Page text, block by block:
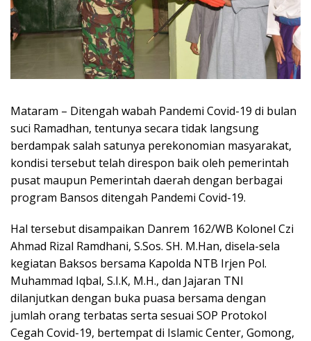
Mataram – Ditengah wabah Pandemi Covid-19 di bulan
suci Ramadhan, tentunya secara tidak langsung
berdampak salah satunya perekonomian masyarakat,
kondisi tersebut telah direspon baik oleh pemerintah
pusat maupun Pemerintah daerah dengan berbagai
program Bansos ditengah Pandemi Covid-19.
Hal tersebut disampaikan Danrem 162/WB Kolonel Czi
Ahmad Rizal Ramdhani, S.Sos. SH. M.Han, disela-sela
kegiatan Baksos bersama Kapolda NTB Irjen Pol.
Muhammad Iqbal, S.I.K, M.H., dan Jajaran TNI
dilanjutkan dengan buka puasa bersama dengan
jumlah orang terbatas serta sesuai SOP Protokol
Cegah Covid-19, bertempat di Islamic Center, Gomong,